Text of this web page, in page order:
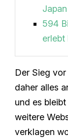
594
erlebt
Der Sieg
daher alles
und es
weitere
verklagen